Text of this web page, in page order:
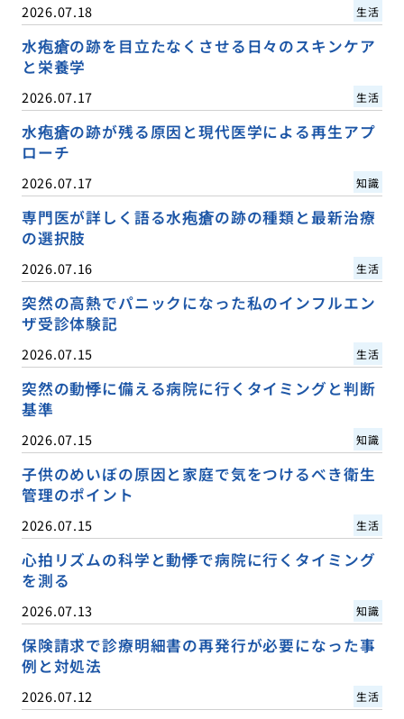
2026.07.18 生活
水疱瘡の跡を目立たなくさせる日々のスキンケア
と栄養学
2026.07.17 生活
水疱瘡の跡が残る原因と現代医学による再生アプ
ローチ
2026.07.17 知識
専門医が詳しく語る水疱瘡の跡の種類と最新治療
の選択肢
2026.07.16 生活
突然の高熱でパニックになった私のインフルエン
ザ受診体験記
2026.07.15 生活
突然の動悸に備える病院に行くタイミングと判断
基準
2026.07.15 知識
子供のめいぼの原因と家庭で気をつけるべき衛生
管理のポイント
2026.07.15 生活
心拍リズムの科学と動悸で病院に行くタイミング
を測る
2026.07.13 知識
保険請求で診療明細書の再発行が必要になった事
例と対処法
2026.07.12 生活